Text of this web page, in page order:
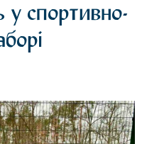
у спортивно-